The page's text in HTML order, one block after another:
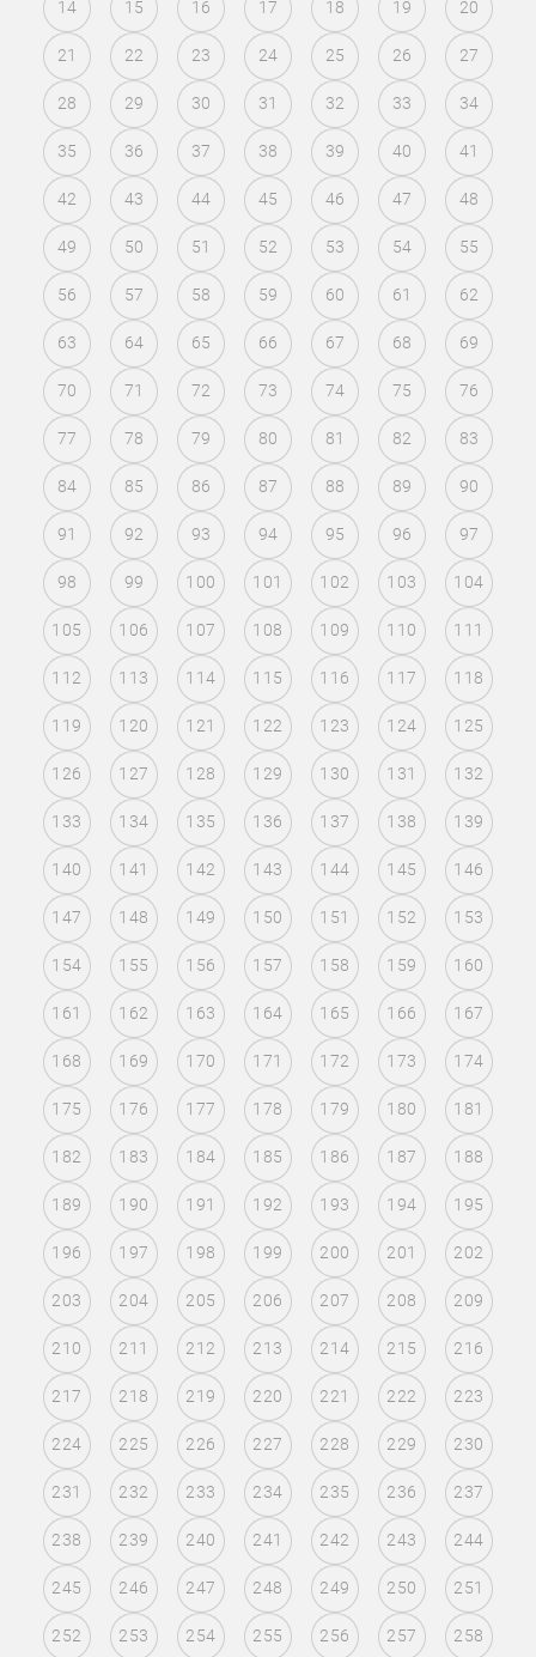
14 15 16 17 18 19 20
21 22 23 24 25 26 27
28 29 30 31 32 33 34
35 36 37 38 39 40 41
42 43 44 45 46 47 48
49 50 51 52 53 54 55
56 57 58 59 60 61 62
63 64 65 66 67 68 69
70 71 72 73 74 75 76
77 78 79 80 81 82 83
84 85 86 87 88 89 90
91 92 93 94 95 96 97
98 99 100 101 102 103 104
105 106 107 108 109 110 111
112 113 114 115 116 117 118
119 120 121 122 123 124 125
126 127 128 129 130 131 132
133 134 135 136 137 138 139
140 141 142 143 144 145 146
147 148 149 150 151 152 153
154 155 156 157 158 159 160
161 162 163 164 165 166 167
168 169 170 171 172 173 174
175 176 177 178 179 180 181
182 183 184 185 186 187 188
189 190 191 192 193 194 195
196 197 198 199 200 201 202
203 204 205 206 207 208 209
210 211 212 213 214 215 216
217 218 219 220 221 222 223
224 225 226 227 228 229 230
231 232 233 234 235 236 237
238 239 240 241 242 243 244
245 246 247 248 249 250 251
252 253 254 255 256 257 258